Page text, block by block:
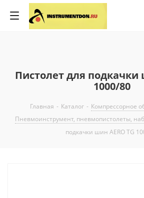
Пистолет для подкачки
1000/80
Главная - Каталог - Компрессорное
Пневмоинструмент, пневмопистолеты,
подкачки шин AERO TG